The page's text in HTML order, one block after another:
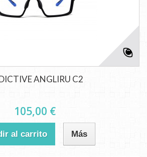
ANGLIRU C2
105,00 €
al carrito Más